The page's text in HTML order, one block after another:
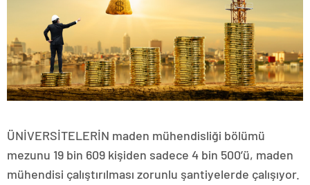
ÜNİVERSİTELERİN maden mühendisliği bölümü
mezunu 19 bin 609 kişiden sadece 4 bin 500’ü, maden
mühendisi çalıştırılması zorunlu şantiyelerde çalışıyor.